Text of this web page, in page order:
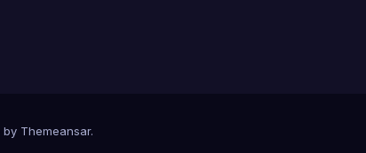
by Themeansar.